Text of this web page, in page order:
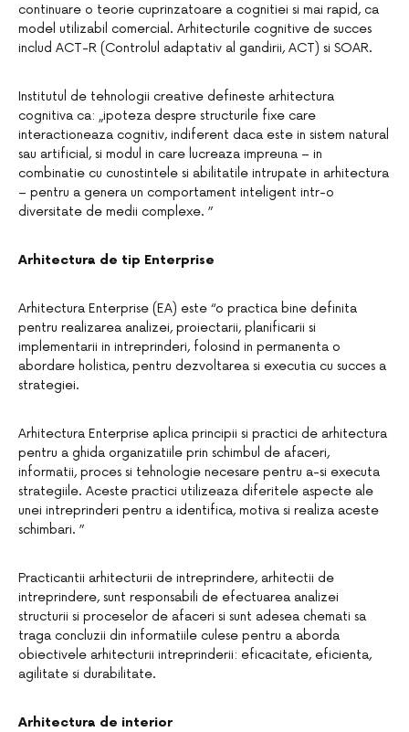
continuare o teorie cuprinzatoare a cognitiei si mai rapid, ca
model utilizabil comercial. Arhitecturile cognitive de succes
includ ACT-R (Controlul adaptativ al gandirii, ACT) si SOAR.
Institutul de tehnologii creative defineste arhitectura
cognitiva ca: „ipoteza despre structurile fixe care
interactioneaza cognitiv, indiferent daca este in sistem natural
sau artificial, si modul in care lucreaza impreuna – in
combinatie cu cunostintele si abilitatile intrupate in arhitectura
– pentru a genera un comportament inteligent intr-o
diversitate de medii complexe. ”
Arhitectura de tip Enterprise
Arhitectura Enterprise (EA) este “o practica bine definita
pentru realizarea analizei, proiectarii, planificarii si
implementarii in intreprinderi, folosind in permanenta o
abordare holistica, pentru dezvoltarea si executia cu succes a
strategiei.
Arhitectura Enterprise aplica principii si practici de arhitectura
pentru a ghida organizatiile prin schimbul de afaceri,
informatii, proces si tehnologie necesare pentru a-si executa
strategiile. Aceste practici utilizeaza diferitele aspecte ale
unei intreprinderi pentru a identifica, motiva si realiza aceste
schimbari. ”
Practicantii arhitecturii de intreprindere, arhitectii de
intreprindere, sunt responsabili de efectuarea analizei
structurii si proceselor de afaceri si sunt adesea chemati sa
traga concluzii din informatiile culese pentru a aborda
obiectivele arhitecturii intreprinderii: eficacitate, eficienta,
agilitate si durabilitate.
Arhitectura de interior